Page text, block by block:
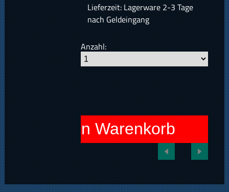
Lieferzeit: Lagerware 2-3 Tage
nach Geldeingang
Anzahl:
In den Warenkorb